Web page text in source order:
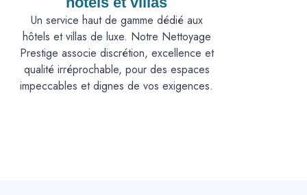
Un service haut de gamme dédié aux
hôtels et villas de luxe. Notre Nettoyage
Prestige associe discrétion, excellence et
qualité irréprochable, pour des espaces
impeccables et dignes de vos exigences.